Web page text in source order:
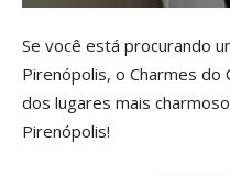
Se você está procurando
Pirenópolis, o Charmes do
dos lugares mais
Pirenópolis!